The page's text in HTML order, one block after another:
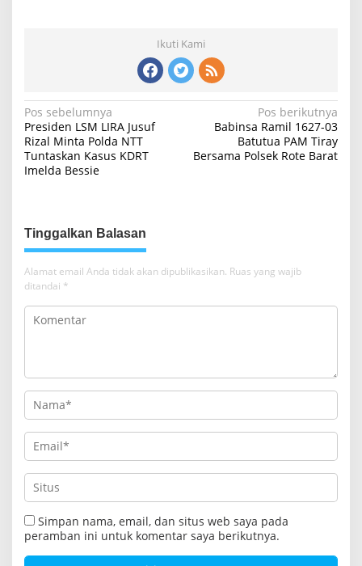
Ikuti Kami
N
a
v
a
s
i
p
o
Pos sebelumnya
Presiden LSM LIRA Jusuf
Rizal Minta Polda NTT
Tuntaskan Kasus KDRT
Imelda Bessie
Pos berikutnya
Babinsa Ramil 1627-03
Batutua PAM Tiray
Bersama Polsek Rote Barat
Tinggalkan Balasan
Alamat email Anda tidak akan dipublikasikan. Ruas yang wajib
ditandai *
Simpan nama, email, dan situs web saya pada
peramban ini untuk komentar saya berikutnya.